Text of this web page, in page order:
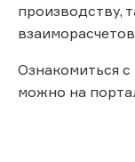
производству,
Ознакомиться
можно на